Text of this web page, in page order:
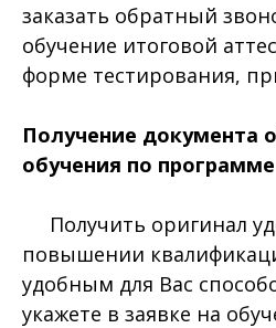
заказать обратный
обучение итоговой
форме тестирования,
Получение документа
обучения по программе
Получить оригинал
повышении
удобным для Вас
укажете в заявке на